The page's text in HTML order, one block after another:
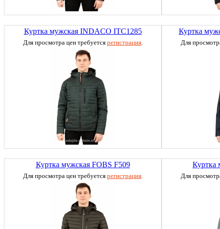
Куртка мужская INDACO ITC1285
Для просмотра цен требуется регистрация.
Куртка
Для
Куртка мужская FOBS F509
Для просмотра цен требуется регистрация.
Куртка
Для